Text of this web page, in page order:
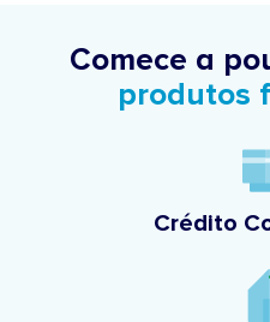
Comece a
produtos
Crédito